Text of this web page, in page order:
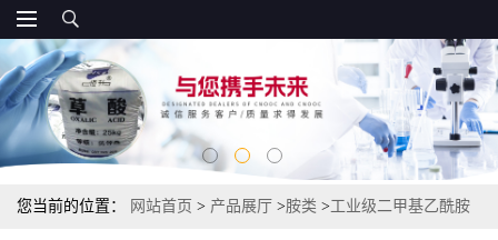
您当前的位置： 网站首页 > 产品展厅 >胺类 >工业级二甲基乙酰胺